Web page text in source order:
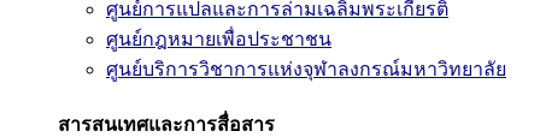
ศูนย์การแปลและการล่ามเฉลิมพระเกียรติ
ศูนย์กฎหมายเพื่อประชาชน
ศูนย์บริการวิชาการแห่งจุฬาลงกรณ์มหาวิทยาลัย
สารสนเทศและการสื่อสาร